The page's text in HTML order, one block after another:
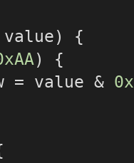
) {
) {
= value &